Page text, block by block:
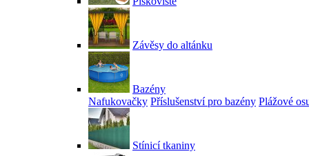
Závěsy do altánku
Bazény
Nafukovačky Příslušenství pro bazény Plážové
Stínicí tkaniny